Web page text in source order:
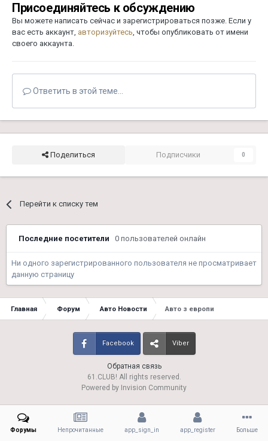
Присоединяйтесь к обсуждению
Вы можете написать сейчас и зарегистрироваться позже. Если у
вас есть аккаунт, авторизуйтесь, чтобы опубликовать от имени
своего аккаунта.
Ответить в этой теме...
Поделиться Подписчики 0
Перейти к списку тем
Последние посетители 0 пользователей онлайн
Ни одного зарегистрированного пользователя не просматривает
данную страницу
Главная Форум Авто Новости Авто з европи
Обратная связь
Facebook Viber
61.CLUB! All rights reserved.
Powered by Invision Community
Форумы Непрочитанные app_sign_in app_register Больше